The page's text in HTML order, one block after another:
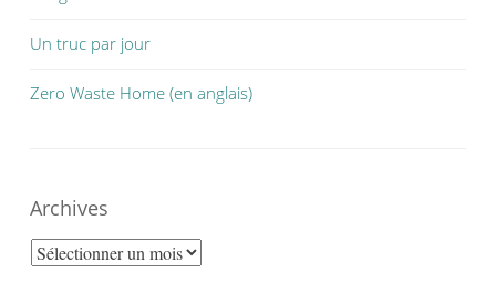
Un truc par jour
Zero Waste Home (en anglais)
Archives
Archives